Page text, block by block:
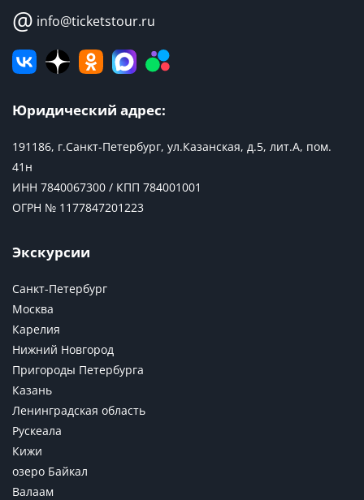
@ info@ticketstour.ru
Юридический адрес:
191186, г.Санкт-Петербург, ул.Казанская, д.5, лит.А, пом.
41н
ИНН 7840067300 / КПП 784001001
ОГРН № 1177847201223
Экскурсии
Санкт-Петербург
Москва
Карелия
Нижний Новгород
Пригороды Петербурга
Казань
Ленинградская область
Рускеала
Кижи
озеро Байкал
Валаам